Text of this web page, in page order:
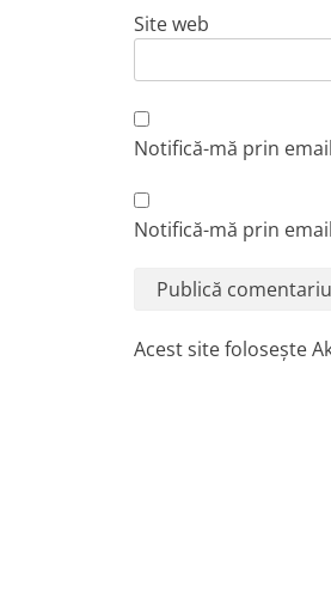
Site web
Notifică-mă prin
Notifică-mă prin
Acest site folosește